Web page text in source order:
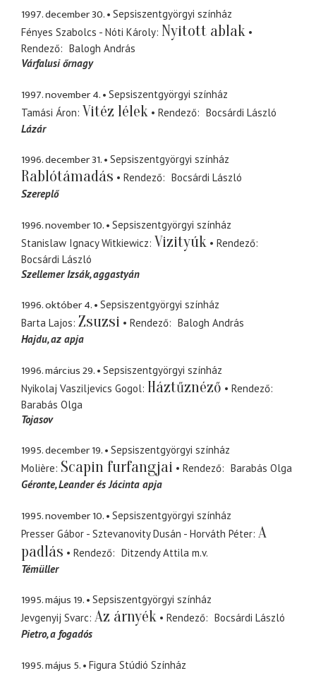
1997. december 30.
Sepsiszentgyörgyi színház
Fényes Szabolcs - Nóti Károly Nyitott ablak
Rendező
Balogh András
Várfalusi őrnagy
1997. november 4.
Sepsiszentgyörgyi színház
Tamási Áron Vitéz lélek Rendező
Bocsárdi László
Lázár
1996. december 31. Sepsiszentgyörgyi színház
Rablótámadás Rendező
Bocsárdi László
Szereplő
1996. november 10.
Sepsiszentgyörgyi színház
Stanislaw Ignacy Witkiewicz Vizityúk
Rendező
Bocsárdi László
Szellemer Izsák aggastyán
1996. október 4.
Sepsiszentgyörgyi színház
Barta Lajos Zsuzsi Rendező
Balogh András
Hajdu az apja
1996. március 29.
Sepsiszentgyörgyi színház
Nyikolaj Vasziljevics Gogol Háztűznéző
Rendező
Barabás Olga
Tojasov
1995. december 19.
Sepsiszentgyörgyi színház
Molière Scapin furfangjai Rendező
Barabás Olga
Géronte Leander és Jácinta apja
1995. november 10.
Sepsiszentgyörgyi színház
Presser Gábor - Sztevanovity Dusán - Horváth Péter A
padlás
Rendező Ditzendy Attila m.v.
Témüller
1995. május 19.
Sepsiszentgyörgyi színház
Jevgenyij Svarc Az árnyék Rendező
Bocsárdi László
Pietro a fogadós
1995. május 5. Figura Stúdió Színház